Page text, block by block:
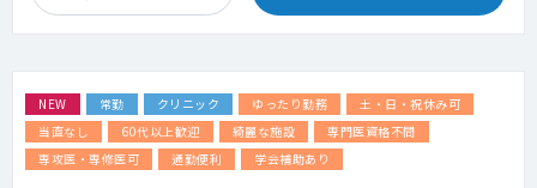
調整となります。
【オンコールについて】
シフト制で、先生方の希望に応じて調整して
NEW 常勤 クリニック ゆったり勤務
土・日・祝休み可
当直なし
60代以上歓迎 綺麗な施設
専門医資格不問
専攻医・専修医可
通勤便利 学会補助あり